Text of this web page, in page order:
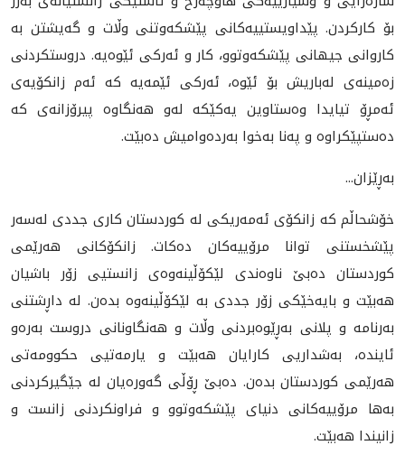
بۆ كاركردن. پێداویستییەكانی پێشكەوتنی وڵات و گەیشتن بە
كاروانی جیهانی پێشكەوتوو، كار و ئەركی ئێوەیە. دروستكردنی
زەمینه‌ی لەباريش بۆ ئێوە، ئەركی ئێمەیە كه‌ ئه‌م زانكۆیه‌ی
ئه‌مڕۆ تیایدا وه‌ستاوین یه‌كێكه‌ له‌و هه‌نگاوه‌ پیرۆزانه‌ی كه‌
ده‌ستپێكراوه‌ و په‌نا به‌خوا به‌رده‌وامیش ده‌بێت.
بەڕێزان...
خۆشحاڵم كە زانكۆی ئەمەریكی لە كوردستان كاری جددی لەسەر
پێشخستنی توانا مرۆییەكان دەكات. زانكۆكانی هەرێمی
كوردستان دەبێ ناوەندی لێكۆڵینەوەی زانستیى زۆر باشیان
هەبێت و بایەخێکى زۆر جددی بە لێكۆڵینەوە بدەن. لە داڕشتنی
بەرنامە و پلانی بەڕێوەبردنی وڵات و هەنگاونانی دروست بەرەو
ئایندە، بەشداریی كارایان هەبێت و یارمه‌تیی حكوومه‌تی
هه‌رێمی كوردستان بده‌ن. دەبێ ڕۆڵی گەورەیان لە جێگیركردنی
بەها مرۆییەكانی دنياى پێشكەوتوو و فراونكردنی زانست و
زانیندا هەبێت.